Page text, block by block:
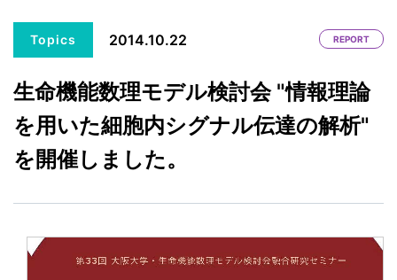
Topics 2014.10.22
生命機能数理モデル検討会 "情報理論
を用いた細胞内シグナル伝達の解析"
を開催しました。
REPORT